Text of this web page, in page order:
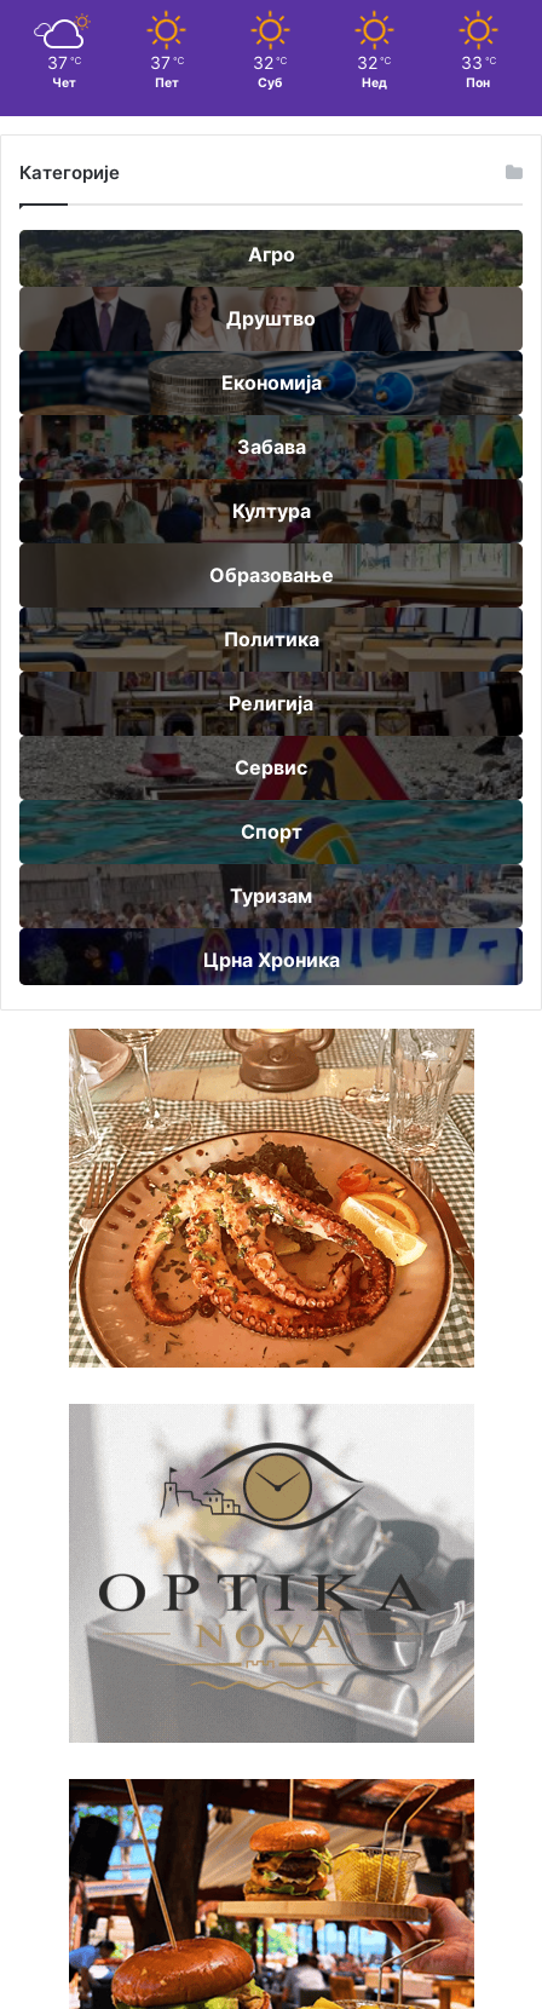
37 ℃
Чет
37 ℃
Пет
32 ℃
Суб
32 ℃
Нед
33 ℃
Пон
Категорије
Агро
Друштво
Економија
Забава
Култура
Образовање
Политика
Религија
Сервис
Спорт
Туризам
Црна Хроника